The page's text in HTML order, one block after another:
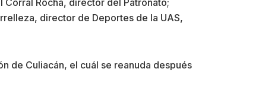
director de Deportes de la UAS,
de Culiacán, el cuál se reanuda después